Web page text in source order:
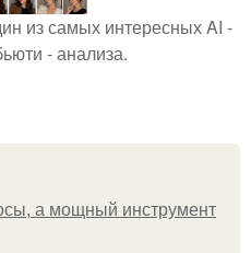
из самых интересных AI -
- анализа.
а мощный инструмент